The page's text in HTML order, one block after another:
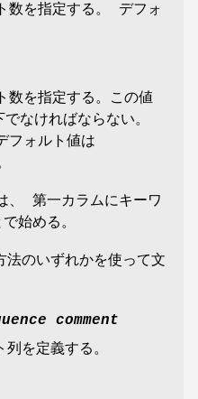
数を指定する。 デフォ
数を指定する。この値
なければならない。
フォルト値は
、 第一カラムにキーワ
始める。
のいずれかを使って文
comment
を定義する。